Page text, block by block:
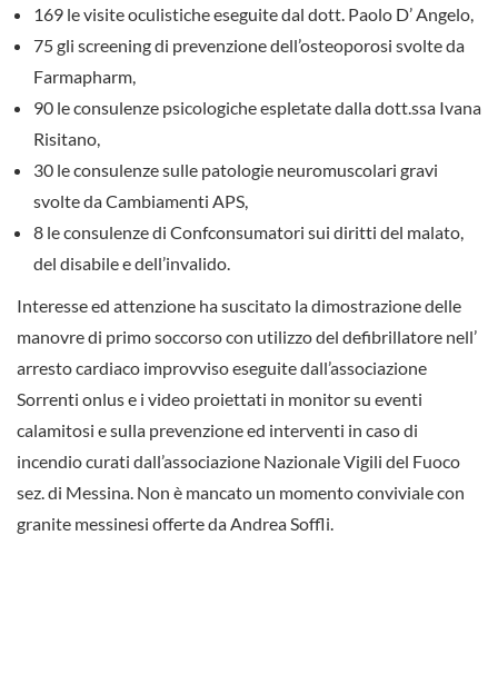
169 le visite oculistiche eseguite dal dott. Paolo D’ Angelo,
75 gli screening di prevenzione dell’osteoporosi svolte da
Farmapharm,
90 le consulenze psicologiche espletate dalla dott.ssa Ivana
Risitano,
30 le consulenze sulle patologie neuromuscolari gravi
svolte da Cambiamenti APS,
8 le consulenze di Confconsumatori sui diritti del malato,
del disabile e dell’invalido.
Interesse ed attenzione ha suscitato la dimostrazione delle
manovre di primo soccorso con utilizzo del defibrillatore nell’
arresto cardiaco improvviso eseguite dall’associazione
Sorrenti onlus e i video proiettati in monitor su eventi
calamitosi e sulla prevenzione ed interventi in caso di
incendio curati dall’associazione Nazionale Vigili del Fuoco
sez. di Messina. Non è mancato un momento conviviale con
granite messinesi offerte da Andrea Soffli.